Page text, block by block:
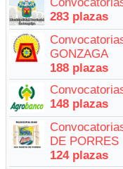
283 plazas
GONZAGA
188 plazas
148 plazas
DE PORRES
124 plazas